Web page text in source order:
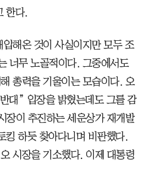
한다.
해온 것이 사실이지만 모두 조
너무 노골적이다. 그중에서도
총력을 기울이는 모습이다. 오
대” 입장을 밝혔는데도 그를 감
장이 추진하는 세운상가 재개발
킹 하듯 찾아다니며 비판했다.
시장을 기소했다. 이제 대통령